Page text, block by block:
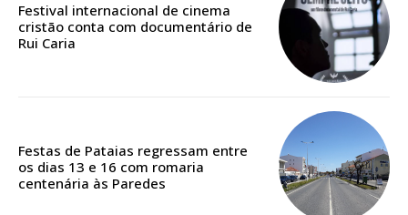
Escolha o plano
DIGITAL ANUAL
16
Festival internacional de cinema
cristão conta com documentário de
Rui Caria
Festas de Pataias regressam entre
os dias 13 e 16 com romaria
centenária às Paredes